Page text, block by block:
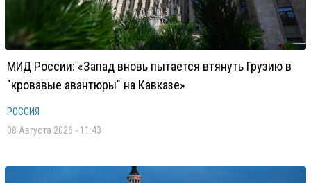
МИД России: «Запад вновь пытается втянуть Грузию в
"кровавые авантюры" на Кавказе»
РОССИЯ
08 Августа 2026 - 11:43